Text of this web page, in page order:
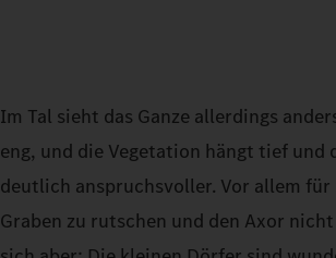
Im Tal sieht das Ganze allerdings
eng, und die Vegetation hängt tief und
deutlich anspruchsvoller. Vor allem
Graben zu rutschen und den Axor